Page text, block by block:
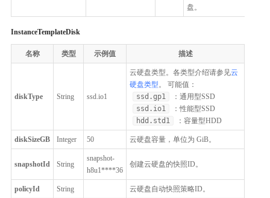
盘。
InstanceTemplateDisk
名称 类型 示例值 描述
diskType String ssd.io1
云硬盘类型。各类型介绍请参见云
硬盘类型 。 可能值：
ssd.gp1
：通用型SSD
ssd.io1
：性能型SSD
hdd.std1
：容量型HDD
diskSizeGB Integer 50 云硬盘容量，单位为 GiB。
snapshotId String
snapshot-
h8u1****36
创建云硬盘的快照ID。
policyId String 云硬盘自动快照策略ID。